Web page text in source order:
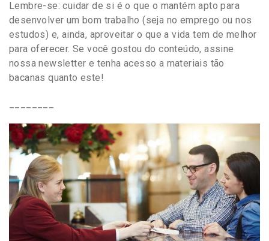
Lembre-se: cuidar de si é o que o mantém apto para
desenvolver um bom trabalho (seja no emprego ou nos
estudos) e, ainda, aproveitar o que a vida tem de melhor
para oferecer. Se você gostou do conteúdo, assine
nossa newsletter e tenha acesso a materiais tão
bacanas quanto este!